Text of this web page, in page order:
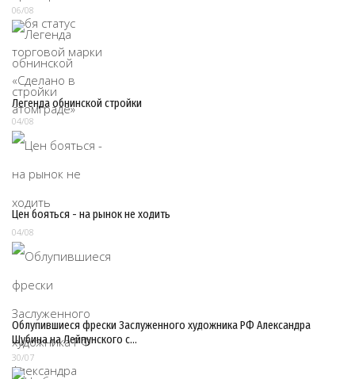
06/08
Легенда обнинской стройки
04/08
Цен бояться - на рынок не ходить
04/08
Облупившиеся фрески Заслуженного художника РФ Александра
Шубина на Лейпунского с…
30/07